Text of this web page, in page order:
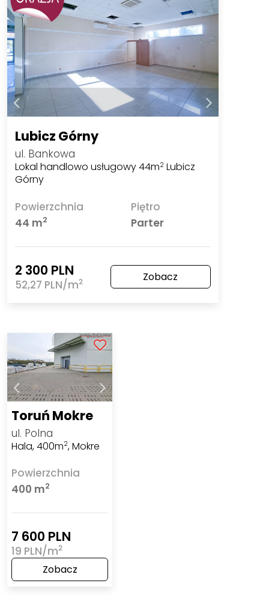
Lubicz Górny
ul. Bankowa
Lokal handlowo usługowy 44m2 Lubicz
Górny
Powierzchnia
44 m2
Piętro
Parter
2 300 PLN
52,27 PLN/m2 Zobacz
Toruń Mokre
ul. Polna
Hala, 400m2, Mokre
Powierzchnia
400 m2
7 600 PLN
19 PLN/m2
Zobacz